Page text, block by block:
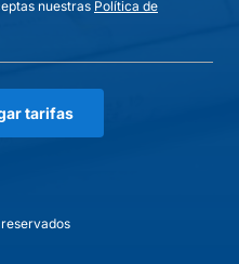
nuestras Política de
tarifas